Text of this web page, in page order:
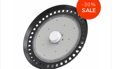
-30%
SALE